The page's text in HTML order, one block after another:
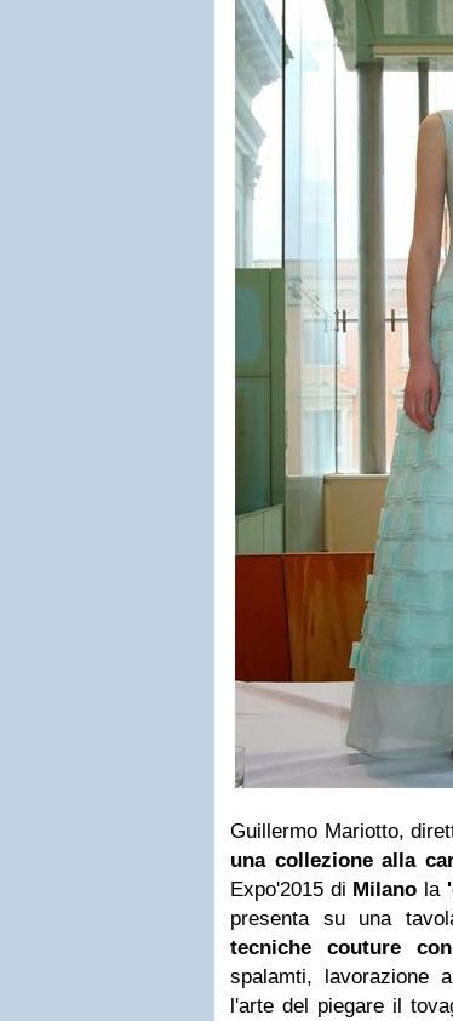
Guillermo Mariotto,
una collezione alla
Expo'2015 di Milano la
presenta su una
tecniche couture
spalamti, lavorazione
l'arte del piegare il